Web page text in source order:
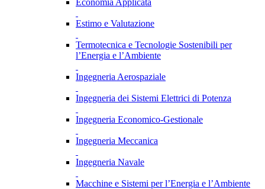
Economia Applicata
Estimo e Valutazione
Termotecnica e Tecnologie Sostenibili per
l’Energia e l’Ambiente
Ingegneria Aerospaziale
Ingegneria dei Sistemi Elettrici di Potenza
Ingegneria Economico-Gestionale
Ingegneria Meccanica
Ingegneria Navale
Macchine e Sistemi per l’Energia e l’Ambiente